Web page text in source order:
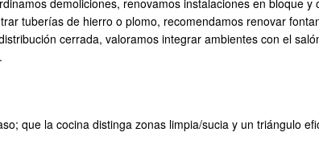
demoliciones, renovamos instalaciones en bloque y
tuberías de hierro o plomo, recomendamos renovar
cerrada, valoramos integrar ambientes con el
que la cocina distinga zonas limpia/sucia y un triángulo